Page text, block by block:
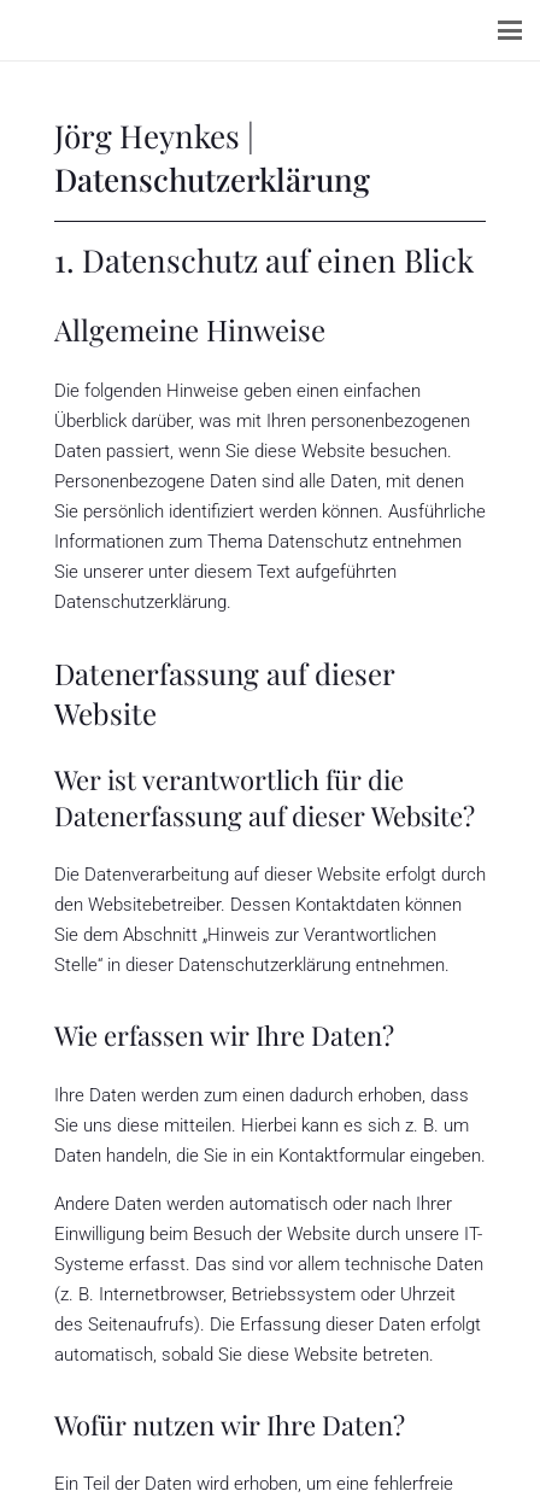
Jörg Heynkes |
Datenschutzerklärung
1. Datenschutz auf einen Blick
Allgemeine Hinweise
Die folgenden Hinweise geben einen einfachen
Überblick darüber, was mit Ihren personenbezogenen
Daten passiert, wenn Sie diese Website besuchen.
Personenbezogene Daten sind alle Daten, mit denen
Sie persönlich identifiziert werden können. Ausführliche
Informationen zum Thema Datenschutz entnehmen
Sie unserer unter diesem Text aufgeführten
Datenschutzerklärung.
Datenerfassung auf dieser
Website
Wer ist verantwortlich für die
Datenerfassung auf dieser Website?
Die Datenverarbeitung auf dieser Website erfolgt durch
den Websitebetreiber. Dessen Kontaktdaten können
Sie dem Abschnitt „Hinweis zur Verantwortlichen
Stelle“ in dieser Datenschutzerklärung entnehmen.
Wie erfassen wir Ihre Daten?
Ihre Daten werden zum einen dadurch erhoben, dass
Sie uns diese mitteilen. Hierbei kann es sich z. B. um
Daten handeln, die Sie in ein Kontaktformular eingeben.
Andere Daten werden automatisch oder nach Ihrer
Einwilligung beim Besuch der Website durch unsere IT-
Systeme erfasst. Das sind vor allem technische Daten
(z. B. Internetbrowser, Betriebssystem oder Uhrzeit
des Seitenaufrufs). Die Erfassung dieser Daten erfolgt
automatisch, sobald Sie diese Website betreten.
Wofür nutzen wir Ihre Daten?
Ein Teil der Daten wird erhoben, um eine fehlerfreie